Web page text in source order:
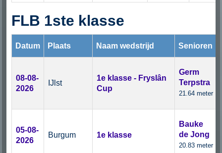
FLB 1ste klasse
Datum Plaats Naam wedstrijd Senioren
08-08-
2026
IJlst
1e klasse - Fryslân
Cup
Germ
Terpstra
21.64 meter
05-08-
2026
Burgum 1e klasse
Bauke
de Jong
20.83 meter